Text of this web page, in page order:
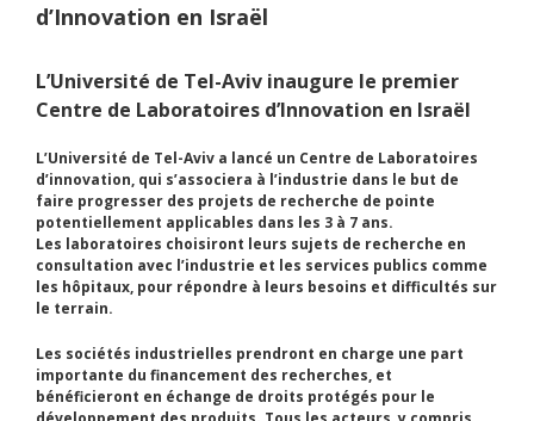
d’Innovation en Israël
L’Université de Tel-Aviv inaugure le premier
Centre de Laboratoires d’Innovation en Israël
L’Université de Tel-Aviv a lancé un Centre de Laboratoires
d’innovation, qui s’associera à l’industrie dans le but de
faire progresser des projets de recherche de pointe
potentiellement applicables dans les 3 à 7 ans.
Les laboratoires choisiront leurs sujets de recherche en
consultation avec l’industrie et les services publics comme
les hôpitaux, pour répondre à leurs besoins et difficultés sur
le terrain.
Les sociétés industrielles prendront en charge une part
importante du financement des recherches, et
bénéficieront en échange de droits protégés pour le